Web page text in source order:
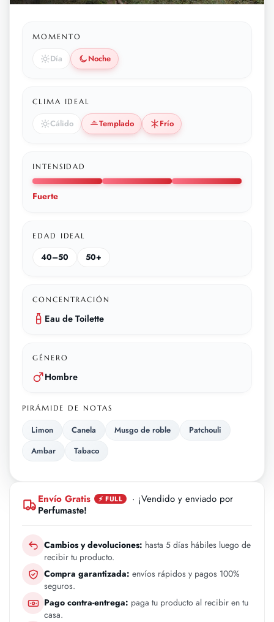
MOMENTO
Día Noche
CLIMA IDEAL
Cálido Templado Frío
INTENSIDAD
Fuerte
EDAD IDEAL
40–50 50+
CONCENTRACIÓN
Eau de Toilette
GÉNERO
Hombre
PIRÁMIDE DE NOTAS
Limon Canela Musgo de roble
Patchouli
Ambar
Tabaco
Envío Gratis ⚡ FULL
· ¡Vendido y enviado por
Perfumaste!
Cambios y devoluciones: hasta 5 días hábiles luego de
recibir tu producto.
Compra garantizada: envíos rápidos y pagos 100%
seguros.
Pago contra-entrega: paga tu producto al recibir en tu
casa.